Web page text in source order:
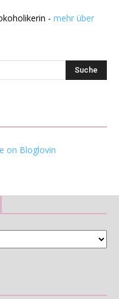
- mehr über